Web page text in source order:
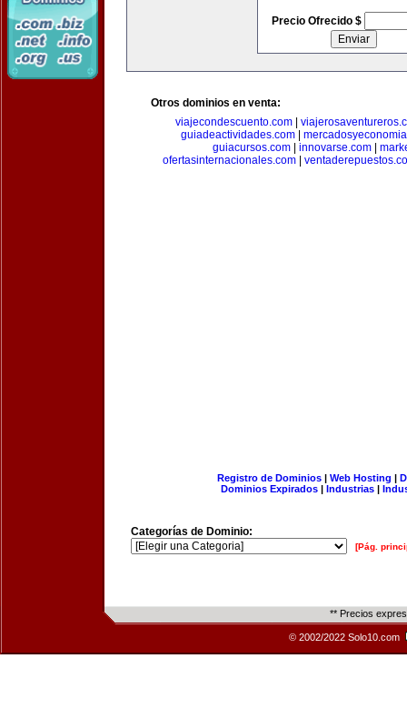
Precio Ofrecido $
Otros dominios en venta:
viajecondescuento.com
guiadeactividades.com|
guiacursos.com| innovarse.com|
ofertasinternacionales.com|
Registro de Dominios| Web Hosting |
Dominios Expirados | Industrias |
Categorías de Dominio:
[Pág.
** Precios
© 2002/2022 Solo10.com